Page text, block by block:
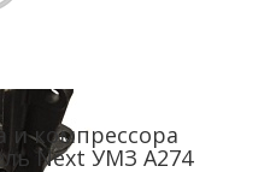
и компрессора
Next УМЗ А274